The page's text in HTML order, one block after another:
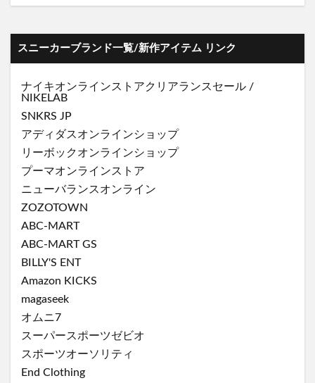
スニーカーブランド一覧/新作アイテム リンク
ナイキオンラインストアクリアランスセール /
NIKELAB
SNKRS JP
アディダスオンラインショップ
リーボックオンラインショップ
プーマオンラインストア
ニューバランスオンライン
ZOZOTOWN
ABC-MART
ABC-MART GS
BILLY'S ENT
Amazon KICKS
magaseek
オムニ7
スーパースポーツゼビオ
スポーツオーソリティ
End Clothing